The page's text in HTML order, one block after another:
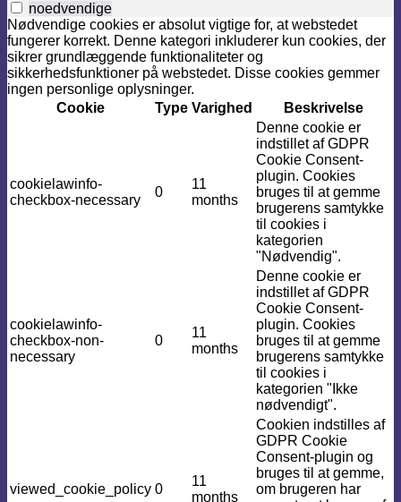
noedvendige
Nødvendige cookies er absolut vigtige for, at webstedet
fungerer korrekt. Denne kategori inkluderer kun cookies, der
sikrer grundlæggende funktionaliteter og
sikkerhedsfunktioner på webstedet. Disse cookies gemmer
ingen personlige oplysninger.
Cookie
Type Varighed Beskrivelse
cookielawinfo-
checkbox-necessary
0
11
months
Denne cookie er
indstillet af GDPR
Cookie Consent-
plugin. Cookies
bruges til at gemme
brugerens samtykke
til cookies i
kategorien
"Nødvendig".
cookielawinfo-
checkbox-non-
necessary
0
11
months
Denne cookie er
indstillet af GDPR
Cookie Consent-
plugin. Cookies
bruges til at gemme
brugerens samtykke
til cookies i
kategorien "Ikke
nødvendigt".
viewed_cookie_policy 0
11
months
Cookien indstilles af
GDPR Cookie
Consent-plugin og
bruges til at gemme,
om brugeren har